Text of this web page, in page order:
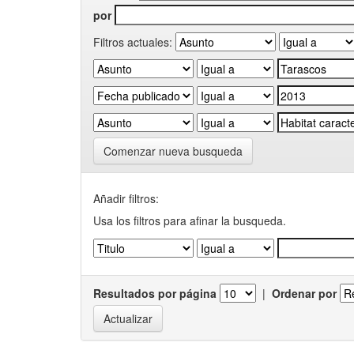
por
Filtros actuales:
Comenzar nueva busqueda
Añadir filtros:
Usa los filtros para afinar la busqueda.
Resultados por página | Ordenar por